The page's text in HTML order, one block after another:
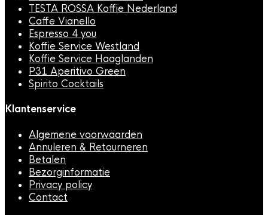
TESTA ROSSA Koffie Nederland
Caffe Vianello
Espresso 4 you
Koffie Service Westland
Koffie Service Haaglanden
P31 Aperitivo Green
Spirito Cocktails
Klantenservice
Algemene voorwaarden
Annuleren & Retourneren
Betalen
Bezorginformatie
Privacy policy
Contact